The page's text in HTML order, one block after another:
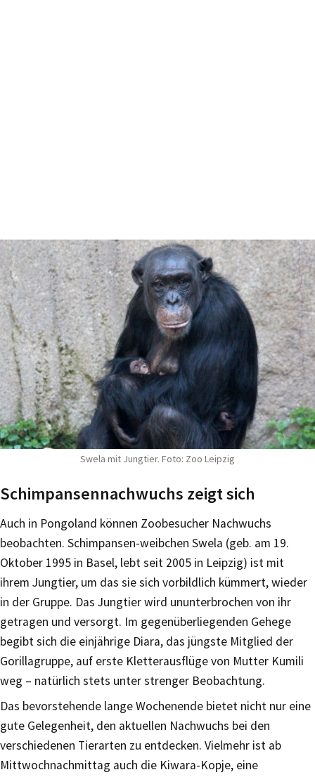
Swela mit Jungtier. Foto: Zoo Leipzig
Schimpansennachwuchs zeigt sich
Auch in Pongoland können Zoobesucher Nachwuchs
beobachten. Schimpansen-weibchen Swela (geb. am 19.
Oktober 1995 in Basel, lebt seit 2005 in Leipzig) ist mit
ihrem Jungtier, um das sie sich vorbildlich kümmert, wieder
in der Gruppe. Das Jungtier wird ununterbrochen von ihr
getragen und versorgt. Im gegenüberliegenden Gehege
begibt sich die einjährige Diara, das jüngste Mitglied der
Gorillagruppe, auf erste Kletterausflüge von Mutter Kumili
weg – natürlich stets unter strenger Beobachtung.
Das bevorstehende lange Wochenende bietet nicht nur eine
gute Gelegenheit, den aktuellen Nachwuchs bei den
verschiedenen Tierarten zu entdecken. Vielmehr ist ab
Mittwochnachmittag auch die Kiwara-Kopje, eine